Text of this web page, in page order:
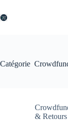
au
contenu
Catégorie
& Retours